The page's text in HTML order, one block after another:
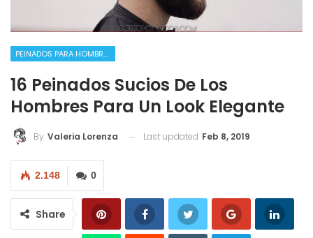
PEINADOS PARA HOMBRES
16 Peinados Sucios De Los
Hombres Para Un Look Elegante
By Valeria Lorenza Last updated Feb 8, 2019
0
2.148
Share